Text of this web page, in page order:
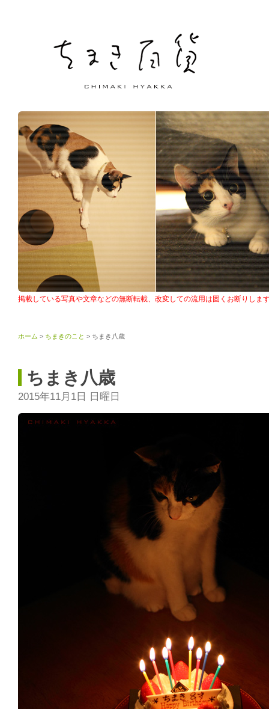
掲載している写真や文章などの無断転載、改変しての流用は固くお断りしま
ホーム > ちまきのこと > ちまき八歳
ちまき八歳
2015年11月1日 日曜日